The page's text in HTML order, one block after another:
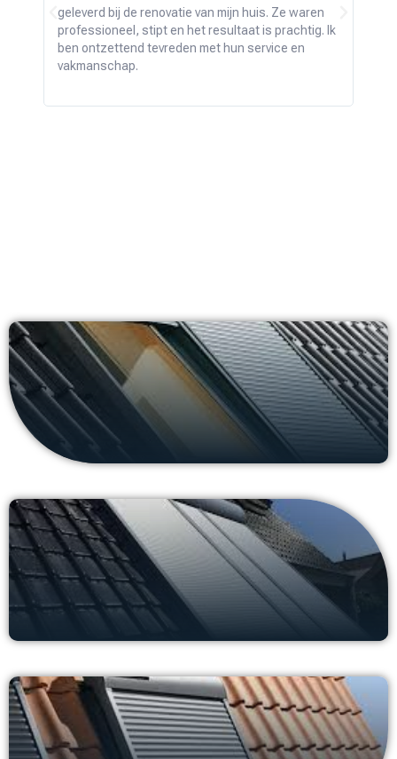
geleverd bij de renovatie van mijn huis. Ze waren
professioneel, stipt en het resultaat is prachtig. Ik
ben ontzettend tevreden met hun service en
vakmanschap.